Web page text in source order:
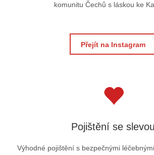
komunitu Čechů s láskou ke
Přejít na Instagram
Pojištění se slevou
Výhodné pojištění s bezpečnými